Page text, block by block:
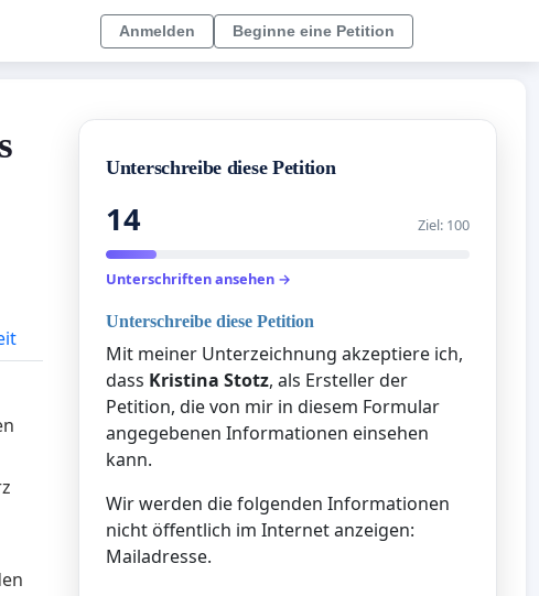
Anmelden Beginne eine Petition
Unterschreibe diese Petition
14 Ziel: 100
Unterschriften ansehen →
Unterschreibe diese Petition
Mit meiner Unterzeichnung akzeptiere ich,
dass Kristina Stotz, als Ersteller der
Petition, die von mir in diesem Formular
angegebenen Informationen einsehen
kann.
Wir werden die folgenden Informationen
nicht öffentlich im Internet anzeigen:
Mailadresse.